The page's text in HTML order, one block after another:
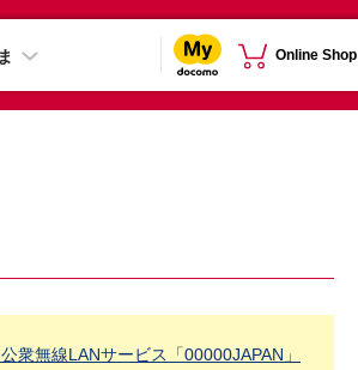
Online Shop
衆無線LANサービス「00000JAPAN」